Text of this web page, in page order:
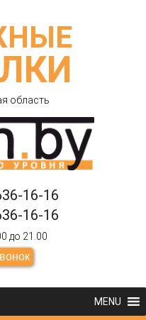
область
16-16
16-16
до 21.00
MENU